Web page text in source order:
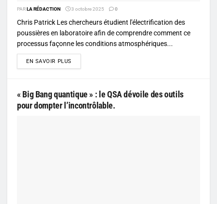
PARLA RÉDACTION 3 octobre 2025 0
Chris Patrick Les chercheurs étudient l'électrification des
poussières en laboratoire afin de comprendre comment ce
processus façonne les conditions atmosphériques...
EN SAVOIR PLUS
« Big Bang quantique » : le QSA dévoile des outils
pour dompter l’incontrôlable.